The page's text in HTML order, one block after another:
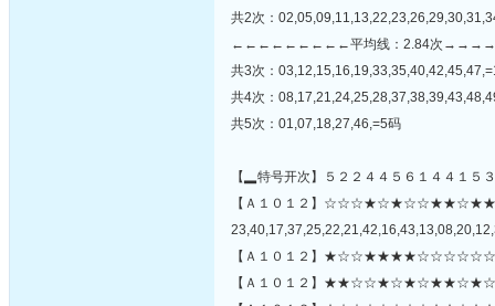
共2次：
←←←←←←←←←平均线：2.84次
共3次：
共4次：
共5次：01,07,18,27,46,=5码
【▂特号开次】５２２４４５６１４４１５
【Ａ１０１２】
【Ａ１０１２】
【Ａ１０１２】